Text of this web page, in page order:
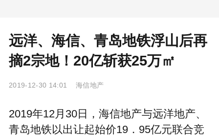
远洋、海信、青岛地铁浮山后再
摘2宗地！20亿斩获25万㎡
2019-12-30 14:01 海信地产
2019年12月30日，海信地产与远洋地产、
青岛地铁以出让起始价19．95亿元联合竞